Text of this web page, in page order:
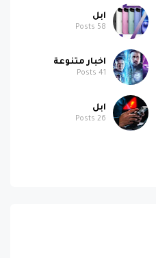
ابل
58
اخبار متنوعة
41
ابل
26